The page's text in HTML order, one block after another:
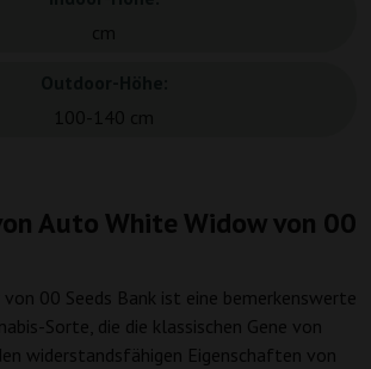
Auto White Widow von 00
00 Seeds Bank ist eine bemerkenswerte
Sorte, die die klassischen Gene von
widerstandsfähigen Eigenschaften von